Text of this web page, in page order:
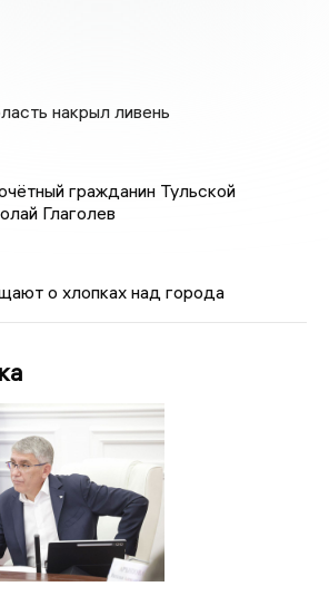
накрыл ливень
гражданин Тульской
Глаголев
о хлопках над города